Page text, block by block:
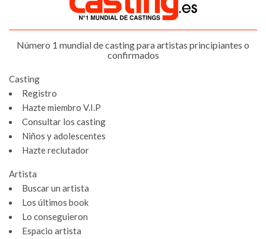
Número 1 mundial de casting para artistas principiantes o
confirmados
Casting
Registro
Hazte miembro V.I.P
Consultar los casting
Niños y adolescentes
Hazte reclutador
Artista
Buscar un artista
Los últimos book
Lo conseguieron
Espacio artista